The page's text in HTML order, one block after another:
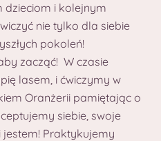
dzieciom i kolejnym
nie tylko dla siebie
pokoleń!
zacząć! W czasie
lasem, i ćwiczymy w
Oranżerii pamiętając o
siebie, swoje
Praktykujemy